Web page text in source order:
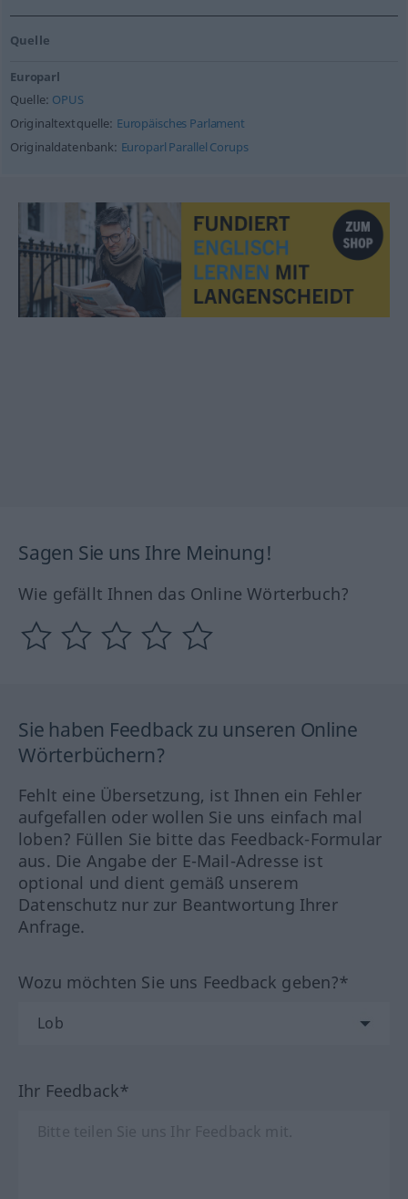
Quelle
Europarl
Quelle: OPUS
Originaltextquelle: Europäisches Parlament
Originaldatenbank: Europarl Parallel Corups
Sagen Sie uns Ihre Meinung!
Wie gefällt Ihnen das Online Wörterbuch?
Sie haben Feedback zu unseren Online
Wörterbüchern?
Fehlt eine Übersetzung, ist Ihnen ein Fehler
aufgefallen oder wollen Sie uns einfach mal
loben? Füllen Sie bitte das Feedback-Formular
aus. Die Angabe der E-Mail-Adresse ist
optional und dient gemäß unserem
Datenschutz nur zur Beantwortung Ihrer
Anfrage.
Wozu möchten Sie uns Feedback geben?*
Ihr Feedback*